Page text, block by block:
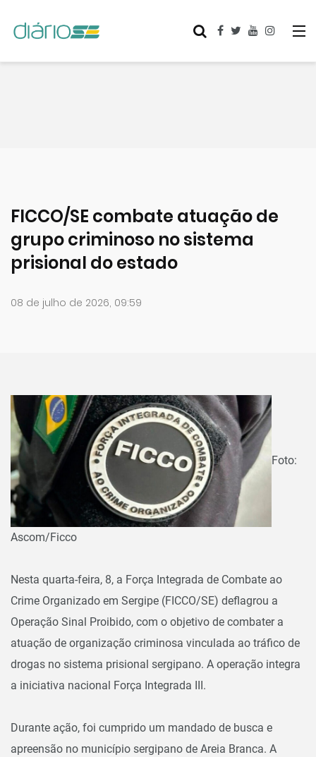
FICCO/SE combate atuação de
grupo criminoso no sistema
prisional do estado
08 de julho de 2026, 09:59
Foto:
Ascom/Ficco
Nesta quarta-feira, 8, a Força Integrada de Combate ao
Crime Organizado em Sergipe (FICCO/SE) deflagrou a
Operação Sinal Proibido, com o objetivo de combater a
atuação de organização criminosa vinculada ao tráfico de
drogas no sistema prisional sergipano. A operação integra
a iniciativa nacional Força Integrada III.
Durante ação, foi cumprido um mandado de busca e
apreensão no município sergipano de Areia Branca. A